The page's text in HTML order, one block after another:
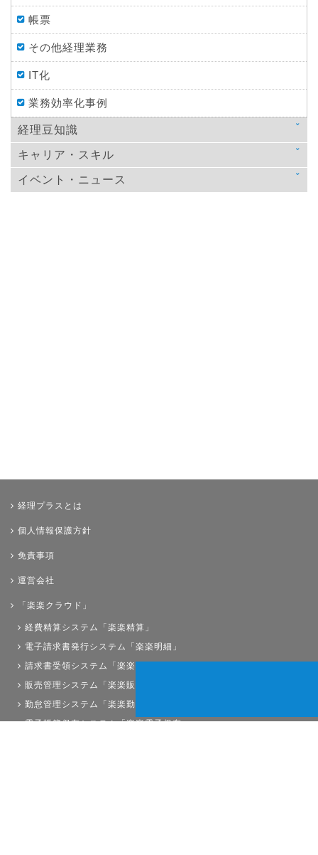
帳票
その他経理業務
IT化
業務効率化事例
経理豆知識
法律
税金
キャリア・スキル
スキルアップ
イベント・ニュース
経理プラスとは
個人情報保護方針
免責事項
運営会社
「楽楽クラウド」
経費精算システム「楽楽精算」
電子請求書発行システム「楽楽明細」
請求書受領システム「楽楽請求」
販売管理システム「楽楽販売」
勤怠管理システム「楽楽勤怠」
電子帳簿保存システム「楽楽電子保存」